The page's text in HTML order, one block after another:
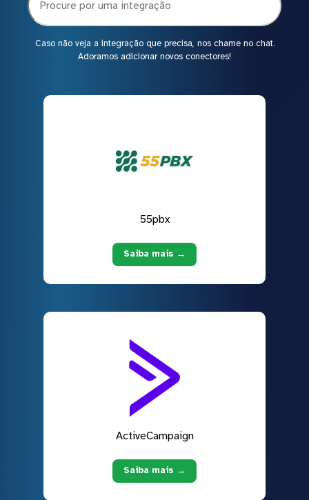
Caso não veja a integração que precisa, nos chame no chat.
Adoramos adicionar novos conectores!
55pbx
Saiba mais →
ActiveCampaign
Saiba mais →